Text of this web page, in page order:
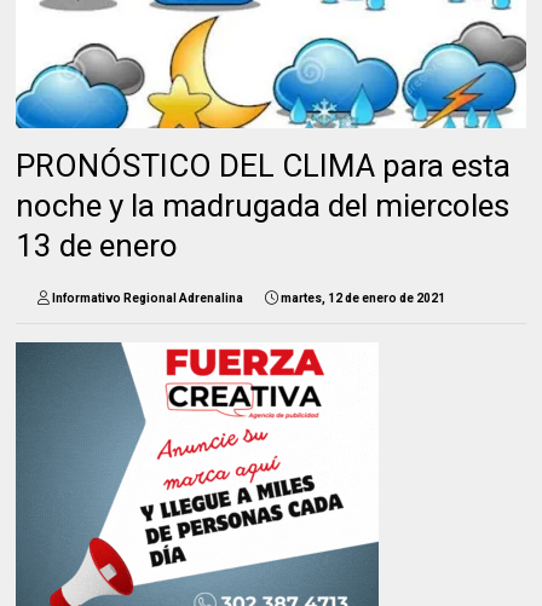
PRONÓSTICO DEL CLIMA para esta
noche y la madrugada del miercoles
13 de enero
Informativo Regional Adrenalina martes, 12 de enero de 2021